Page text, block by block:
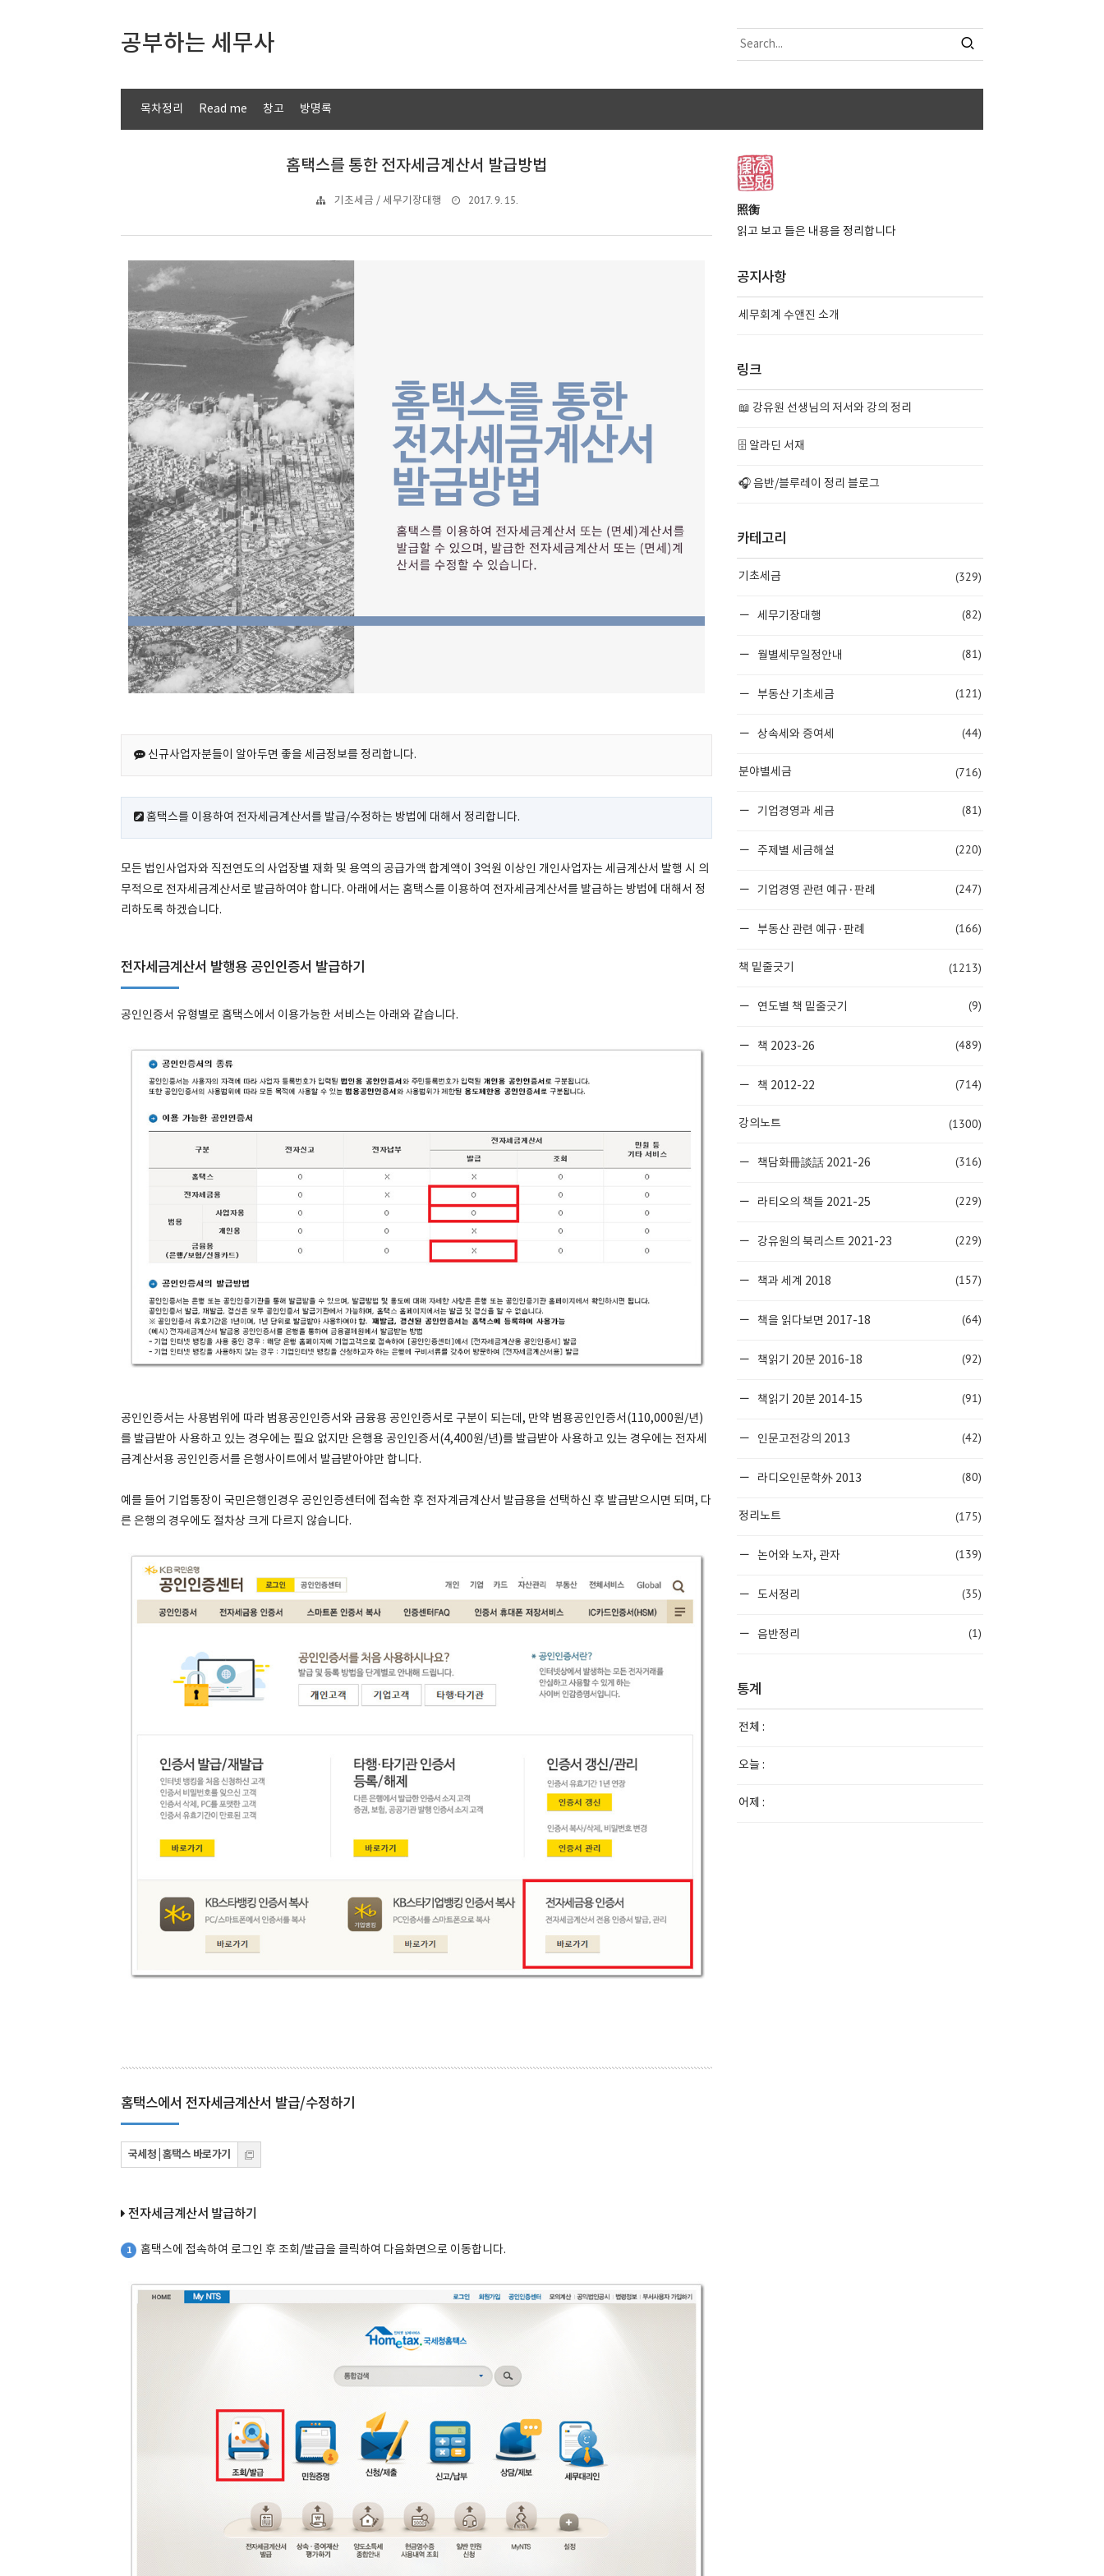
공부하는 세무사
목차정리 Read me 창고 방명록
홈택스를 통한 전자세금계산서 발급방법
기초세금 / 세무기장대행 2017. 9. 15.
신규사업자분들이 알아두면 좋을 세금정보를 정리합니다.
홈택스를 이용하여 전자세금계산서를 발급/수정하는 방법에 대해서 정리합니다.
모든 법인사업자와 직전연도의 사업장별 재화 및 용역의 공급가액 합계액이 3억원 이상인 개인사업자는 세금계산서 발행 시 의
무적으로 전자세금계산서로 발급하여야 합니다. 아래에서는 홈택스를 이용하여 전자세금계산서를 발급하는 방법에 대해서 정
리하도록 하겠습니다.
전자세금계산서 발행용 공인인증서 발급하기
공인인증서 유형별로 홈택스에서 이용가능한 서비스는 아래와 같습니다.
공인인증서는 사용범위에 따라 범용공인인증서와 금융용 공인인증서로 구분이 되는데, 만약 범용공인인증서(110,000원/년)
를 발급받아 사용하고 있는 경우에는 필요 없지만 은행용 공인인증서(4,400원/년)를 발급받아 사용하고 있는 경우에는 전자세
금계산서용 공인인증서를 은행사이트에서 발급받아야만 합니다.
예를 들어 기업통장이 국민은행인경우 공인인증센터에 접속한 후 전자계금계산서 발급용을 선택하신 후 발급받으시면 되며, 다
른 은행의 경우에도 절차상 크게 다르지 않습니다.
홈택스에서 전자세금계산서 발급/수정하기
국세청 | 홈택스 바로가기
전자세금계산서 발급하기
1 홈택스에 접속하여 로그인 후 조회/발급을 클릭하여 다음화면으로 이동합니다.
照衡
읽고 보고 들은 내용을 정리합니다
공지사항
세무회계 수앤진 소개
링크
📖 강유원 선생님의 저서와 강의 정리
🗄️ 알라딘 서재
🎧 음반/블루레이 정리 블로그
카테고리
기초세금 (329)
세무기장대행 (82)
월별세무일정안내 (81)
부동산 기초세금 (121)
상속세와 증여세 (44)
분야별세금 (716)
기업경영과 세금 (81)
주제별 세금해설 (220)
기업경영 관련 예규·판례 (247)
부동산 관련 예규·판례 (166)
책 밑줄긋기 (1213)
연도별 책 밑줄긋기 (9)
책 2023-26 (489)
책 2012-22 (714)
강의노트 (1300)
책담화冊談話 2021-26 (316)
라티오의 책들 2021-25 (229)
강유원의 북리스트 2021-23 (229)
책과 세계 2018 (157)
책을 읽다보면 2017-18 (64)
책읽기 20분 2016-18 (92)
책읽기 20분 2014-15 (91)
인문고전강의 2013 (42)
라디오인문학外 2013 (80)
정리노트 (175)
논어와 노자, 관자 (139)
도서정리 (35)
음반정리 (1)
통계
전체 :
오늘 :
어제 :